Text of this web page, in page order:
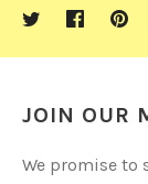
JOIN OUR
We promise to